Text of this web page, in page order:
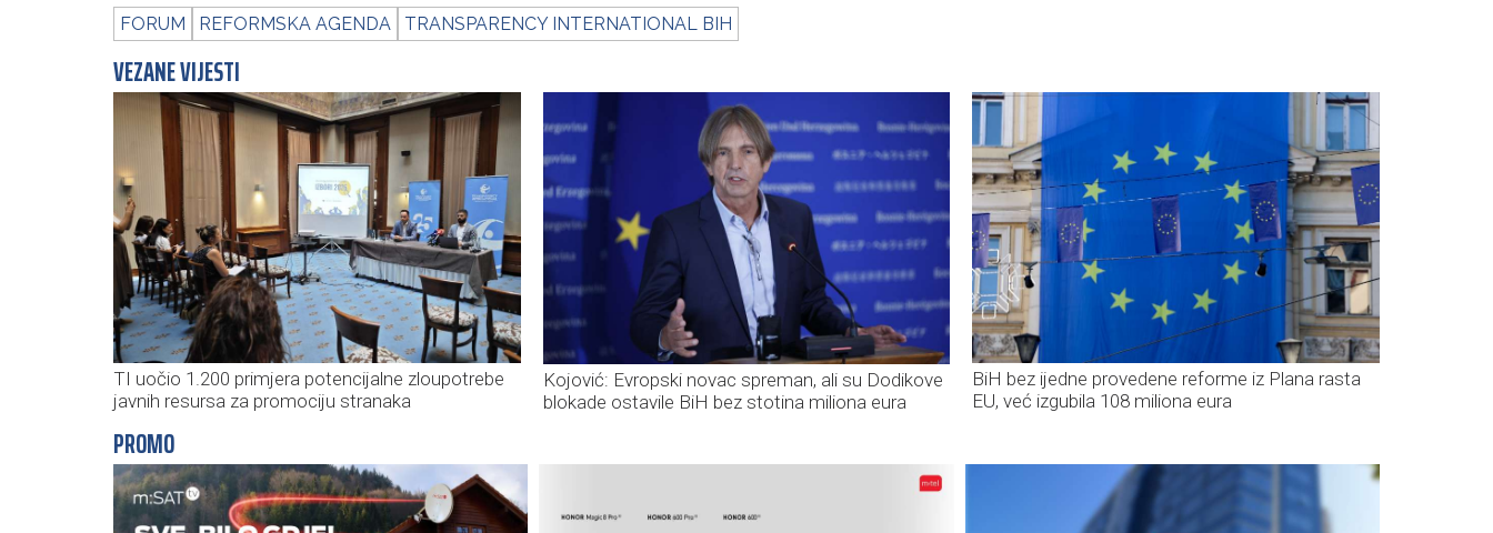
FORUM REFORMSKA AGENDA TRANSPARENCY INTERNATIONAL BIH
VEZANE VIJESTI
TI uočio 1.200 primjera potencijalne zloupotrebe
javnih resursa za promociju stranaka
Kojović: Evropski novac spreman, ali su Dodikove
blokade ostavile BiH bez stotina miliona eura
BiH bez ijedne provedene reforme iz Plana rasta
EU, već izgubila 108 miliona eura
PROMO